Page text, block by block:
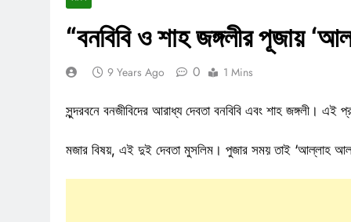
“বনবিবি ও শাহ জঙ্গলীর পূজায়
9 Years Ago 0 1 Mins
সুন্দরবনে বনজীবিদের আরাধ্য দেবতা বনবিবি এবং শাহ জঙ্গলী। এই
মজার বিষয়, এই দুই দেবতা মুসলিম। পুজার সময় তাই ‘আল্লাহ